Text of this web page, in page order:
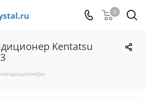
0
Kentatsu